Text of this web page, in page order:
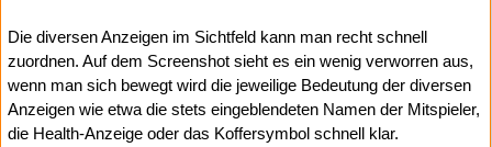
Die diversen Anzeigen im Sichtfeld kann man recht schnell
zuordnen. Auf dem Screenshot sieht es ein wenig verworren aus,
wenn man sich bewegt wird die jeweilige Bedeutung der diversen
Anzeigen wie etwa die stets eingeblendeten Namen der Mitspieler,
die Health-Anzeige oder das Koffersymbol schnell klar.